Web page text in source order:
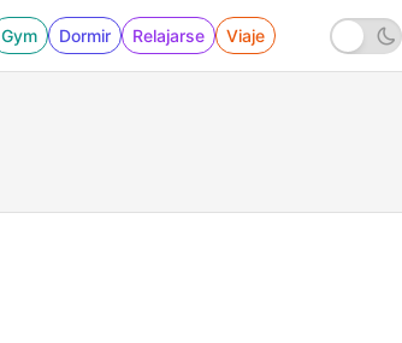
Gym Dormir Relajarse Viaje